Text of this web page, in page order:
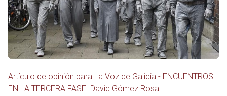
Artículo de opinión para La Voz de Galicia - ENCUENTROS
EN LA TERCERA FASE. David Gómez Rosa.